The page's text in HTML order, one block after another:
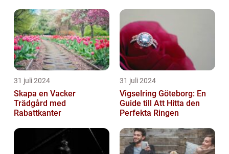
31 juli 2024
Skapa en Vacker
Trädgård med
Rabattkanter
31 juli 2024
Vigselring Göteborg: En
Guide till Att Hitta den
Perfekta Ringen